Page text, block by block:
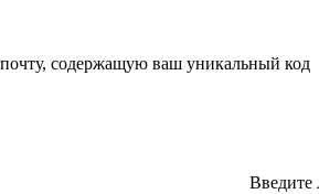
содержащую ваш уникальный код
Введите